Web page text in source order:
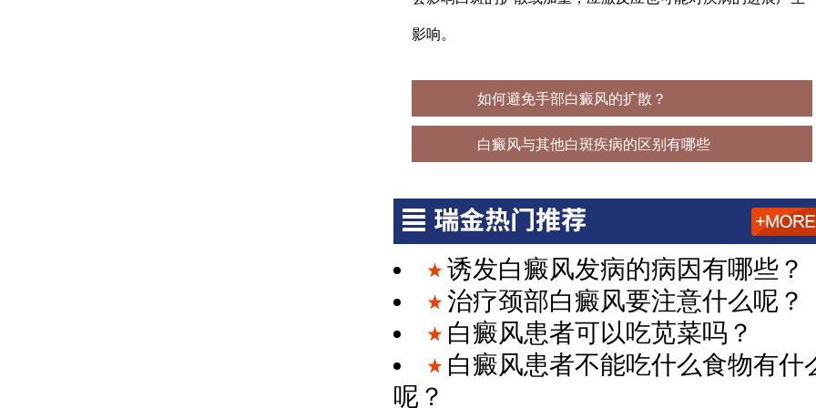
影响。
如何避免手部白癜风的扩散？
白癜风与其他白斑疾病的区别有哪些
诱发白癜风发病的病因有哪些？
治疗颈部白癜风要注意什么呢？
白癜风患者可以吃苋菜吗？
白癜风患者不能吃什么食物有什
呢？